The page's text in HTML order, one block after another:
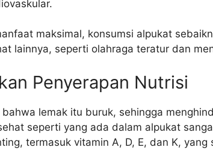
maksimal, konsumsi alpukat
lainnya, seperti olahraga teratur dan
Penyerapan Nutrisi
lemak itu buruk, sehingga
seperti yang ada dalam alpukat
termasuk vitamin A, D, E, dan K, yang